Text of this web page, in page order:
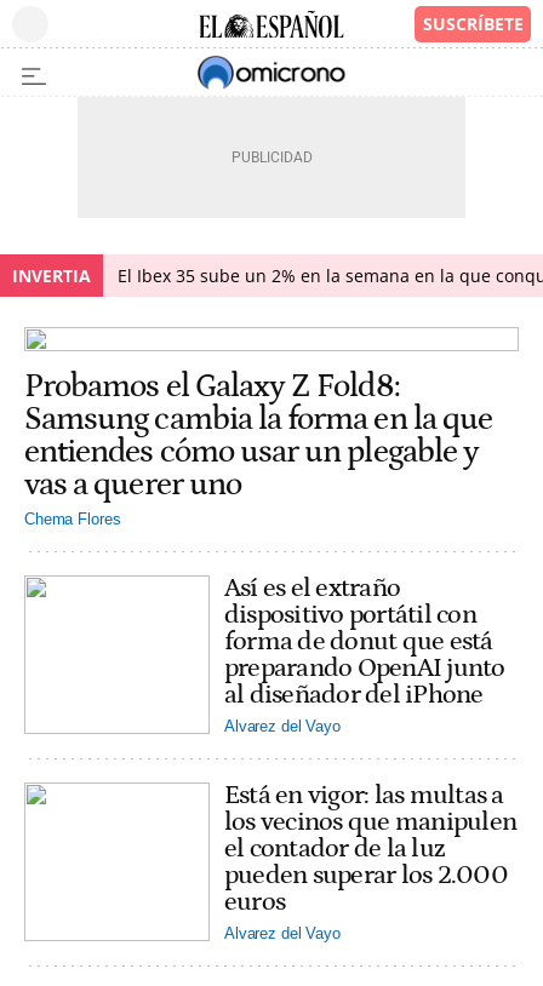
INVERTIA El Ibex 35 sube un 2% en la semana en la que
Probamos el Galaxy Z Fold8:
Samsung cambia la forma en la que
entiendes cómo usar un plegable y
vas a querer uno
Chema Flores
Así es el extraño
dispositivo portátil con
forma de donut que está
preparando OpenAI junto
al diseñador del iPhone
Alvarez del Vayo
Está en vigor: las multas a
los vecinos que manipulen
el contador de la luz
pueden superar los 2.000
euros
Alvarez del Vayo